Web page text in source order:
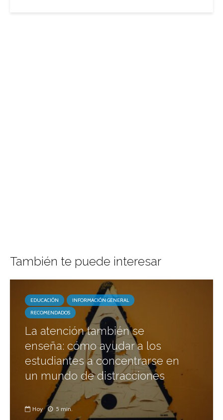
También te puede interesar
EDUCACIÓN
INFORMACIÓN GENERAL
RECOMENDADOS
La atención también se
enseña: cómo ayudar a los
estudiantes a concentrarse en
un mundo de distracciones
Hoy 5 min.